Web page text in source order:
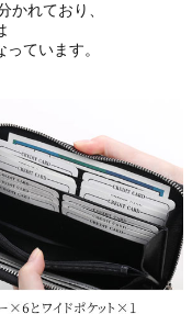
かれており、
ています。